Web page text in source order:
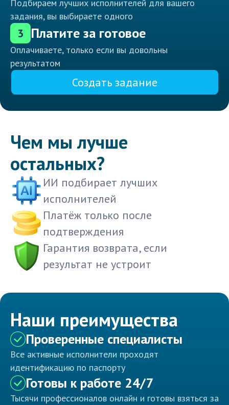
Подбираем лучших исполнителей для вашего
задания, вы выбираете одного
3 Платите за готовое
Оплачиваете, только если вы довольны
результатом
Создать задание
Чем мы лучше
остальных?
ИИ подбирает лучших
исполнителей
Платёж только после
подтверждения
Гарантия возврата, если
результат не устроит
Наши преимущества
Проверенные специалисты
Все активные исполнители проходят
идентификацию по паспорту
Готовы к работе 24/7
Тысячи профессионалов онлайн и готовы взяться за